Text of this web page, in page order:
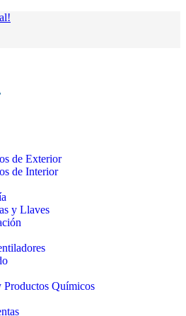
de Exterior
de Interior
y Llaves
Productos Químicos